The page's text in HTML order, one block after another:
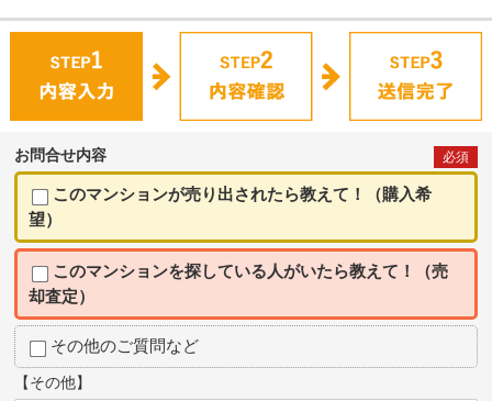
お問合せ内容 必須
このマンションが売り出されたら教えて！（購入希
望）
このマンションを探している人がいたら教えて！（売
却査定）
その他のご質問など
【その他】